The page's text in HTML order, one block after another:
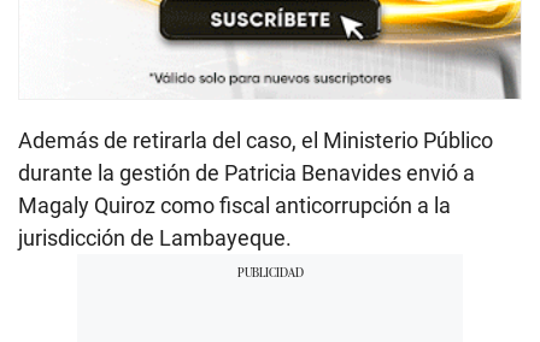
Además de retirarla del caso, el Ministerio Público
durante la gestión de Patricia Benavides envió a
Magaly Quiroz como fiscal anticorrupción a la
jurisdicción de Lambayeque.